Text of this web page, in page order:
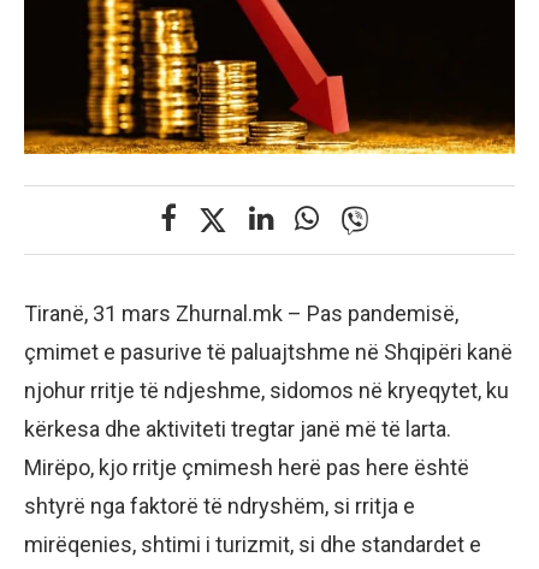
Tiranë, 31 mars Zhurnal.mk – Pas pandemisë,
çmimet e pasurive të paluajtshme në Shqipëri kanë
njohur rritje të ndjeshme, sidomos në kryeqytet, ku
kërkesa dhe aktiviteti tregtar janë më të larta.
Mirëpo, kjo rritje çmimesh herë pas here është
shtyrë nga faktorë të ndryshëm, si rritja e
mirëqenies, shtimi i turizmit, si dhe standardet e